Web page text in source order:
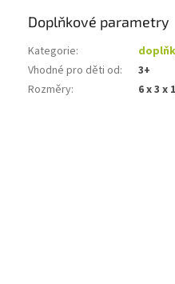
Doplňkové parametry
Kategorie:
Vhodné pro děti od:
3+
Rozměry: 6 x 3 x